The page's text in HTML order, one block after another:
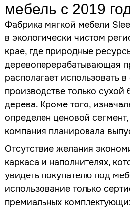
мебель с 2019
Фабрика мягкой мебели
в экологически чистом
крае, где природные
деревоперерабатывающая
располагает использовать
производстве только сухой
дерева. Кроме того,
определен ценовой
компания планировала
Отсутствие желания
каркаса и наполнителях,
увидеть покупателю под
использование только
премиальных